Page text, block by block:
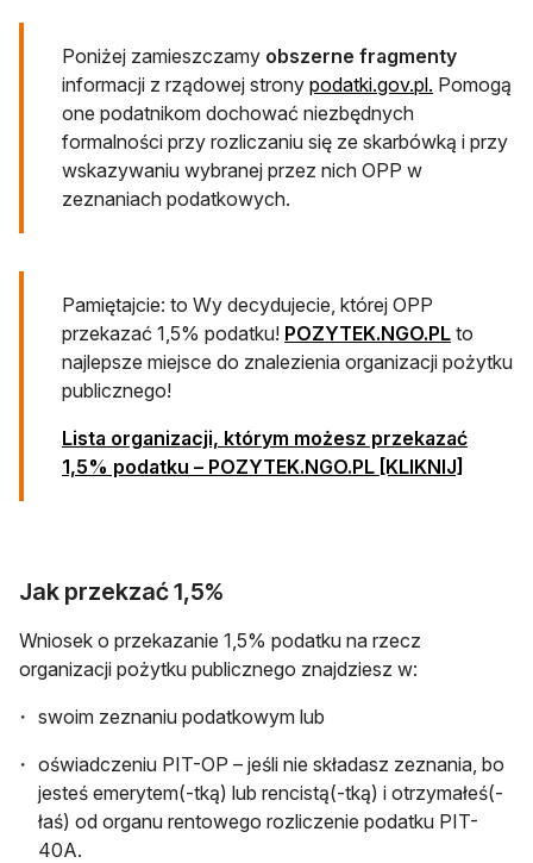
Poniżej zamieszczamy obszerne fragmenty
informacji z rządowej strony podatki.gov.pl. otwiera
Pomogą
one podatnikom dochować niezbędnych
formalności przy rozliczaniu się ze skarbówką i przy
wskazywaniu wybranej przez nich OPP w
zeznaniach podatkowych.
Pamiętajcie: to Wy decydujecie, której OPP
przekazać 1,5% podatku! POZYTEK.NGO.PL to
najlepsze miejsce do znalezienia organizacji pożytku
publicznego!
Lista organizacji, którym możesz przekazać
1,5% podatku – POZYTEK.NGO.PL [KLIKNIJ]
Jak przekzać 1,5%
Wniosek o przekazanie 1,5% podatku na rzecz
organizacji pożytku publicznego znajdziesz w:
swoim zeznaniu podatkowym lub
oświadczeniu PIT-OP – jeśli nie składasz zeznania, bo
jesteś emerytem(-tką) lub rencistą(-tką) i otrzymałeś(-
łaś) od organu rentowego rozliczenie podatku PIT-
40A.